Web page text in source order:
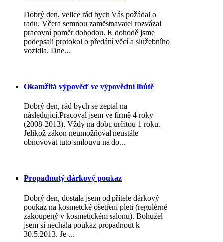
Dobrý den, velice rád bych Vás požádal o
radu. Včera semnou zaměstnavatel rozvázal
pracovní poměr dohodou. K dohodě jsme
podepsali protokol o předání věcí a služebního
vozidla. Dne...
Okamžitá výpověď ve výpovědní lhůtě
Dobrý den, rád bych se zeptal na
následující.Pracoval jsem ve firmě 4 roky
(2008-2013). Vždy na dobu určitou 1 roku.
Jelikož zákon neumožňoval neustále
obnovovat tuto smlouvu na do...
Propadnutý dárkový poukaz
Dobrý den, dostala jsem od přítele dárkový
poukaz na kosmetcké ošetření pleti (regulérně
zakoupený v kosmetickém salonu). Bohužel
jsem si nechala poukaz propadnout k
30.5.2013. Je ...